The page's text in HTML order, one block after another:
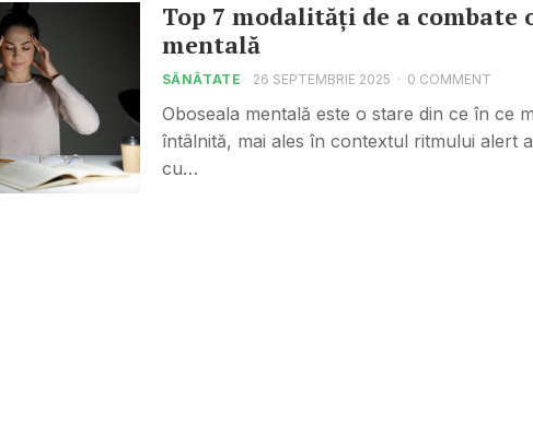
Top 7 modalități de a combate
mentală
SĂNĂTATE 26 SEPTEMBRIE 2025 · 0 COMMENT
Oboseala mentală este o stare din ce în ce
întâlnită, mai ales în contextul ritmului alert
cu…